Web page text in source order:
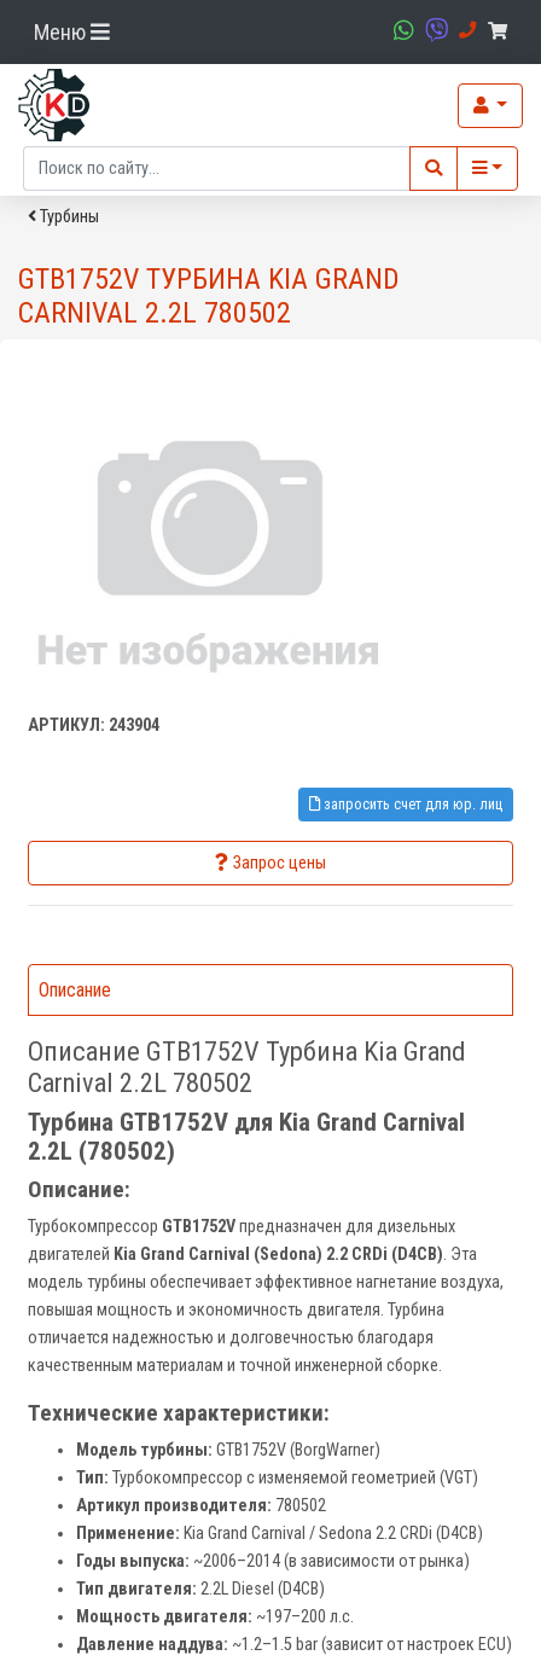
Меню
Турбины
GTB1752V ТУРБИНА KIA GRAND
CARNIVAL 2.2L 780502
АРТИКУЛ: 243904
запросить счет для юр. лиц
Запрос цены
Описание
Описание GTB1752V Турбина Kia Grand
Carnival 2.2L 780502
Турбина GTB1752V для Kia Grand Carnival
2.2L (780502)
Описание:
Турбокомпрессор GTB1752Vпредназначен для дизельных
двигателей Kia Grand Carnival (Sedona) 2.2 CRDi (D4CB). Эта
модель турбины обеспечивает эффективное нагнетание воздуха,
повышая мощность и экономичность двигателя. Турбина
отличается надежностью и долговечностью благодаря
качественным материалам и точной инженерной сборке.
Технические характеристики:
Модель турбины: GTB1752V (BorgWarner)
Тип: Турбокомпрессор с изменяемой геометрией (VGT)
Артикул производителя: 780502
Применение: Kia Grand Carnival / Sedona 2.2 CRDi (D4CB)
Годы выпуска: ~2006–2014 (в зависимости от рынка)
Тип двигателя: 2.2L Diesel (D4CB)
Мощность двигателя: ~197–200 л.с.
Давление наддува: ~1.2–1.5 bar (зависит от настроек ECU)